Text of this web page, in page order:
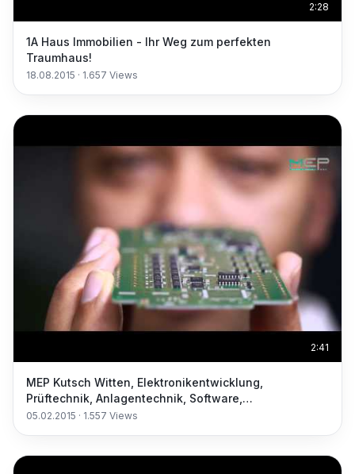
2:28
1A Haus Immobilien - Ihr Weg zum perfekten
Traumhaus!
18.08.2015 · 1.657 Views
2:41
MEP Kutsch Witten, Elektronikentwicklung,
Prüftechnik, Anlagentechnik, Software,
Sondermaschinenbau
05.02.2015 · 1.557 Views